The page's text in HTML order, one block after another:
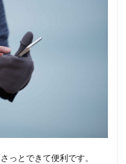
っとできて便利です。